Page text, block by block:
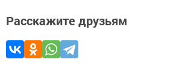
Расскажите друзьям